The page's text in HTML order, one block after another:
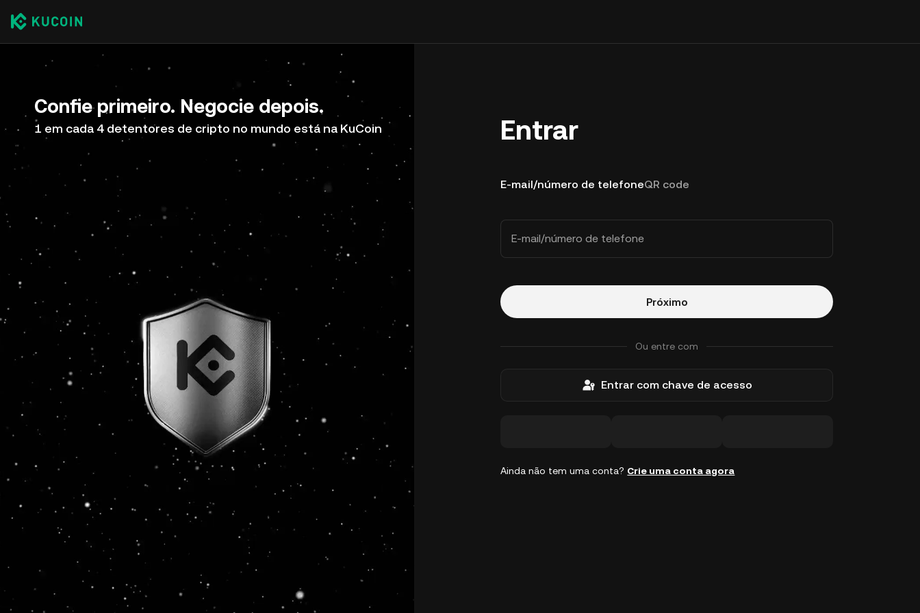
Confie primeiro. Negocie depois.
1 em cada 4 detentores de cripto no mundo está na KuCoin Entrar
E-mail/número de telefoneQR code
E-mail/número de telefone
Próximo
Ou entre com
Entrar com chave de acesso
Ainda não tem uma conta? Crie uma conta agora